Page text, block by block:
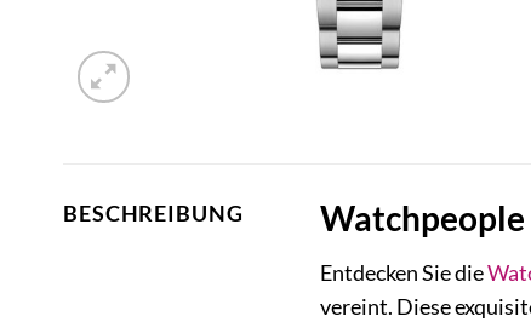
BESCHREIBUNG Watchpeople
Entdecken Sie die
vereint. Diese